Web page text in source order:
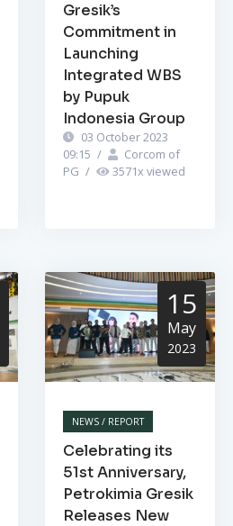
Gresik’s
Commitment in
Launching
Integrated WBS
by Pupuk
Indonesia Group
03 October 2023
09:15 /
Corcom of
PG / 3571x viewed
15
May
2023
NEWS / REPORT
Celebrating its
51st Anniversary,
Petrokimia Gresik
Releases New